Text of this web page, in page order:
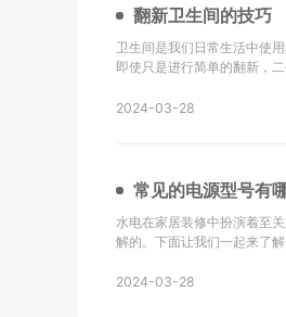
翻新卫生间的技巧
卫生间是我们日常生活中使
即使只是进行简单的翻新，
铺设瓷砖是很重要的。确保地
2024-03-28
常见的电源型号有
水电在家居装修中扮演着至
解的。下面让我们一起来了解一下
同轴电缆。 KVV：这种
2024-03-28